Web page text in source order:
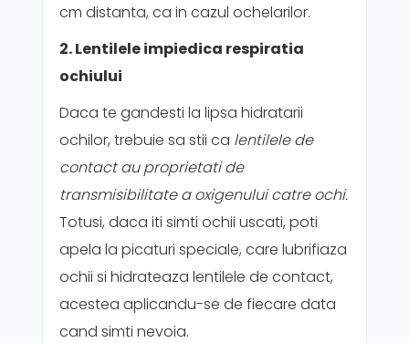
cm distanta, ca in cazul ochelarilor.
2. Lentilele impiedica respiratia
ochiului
Daca te gandesti la lipsa hidratarii
ochilor, trebuie sa stii ca lentilele de
contact au proprietati de
transmisibilitate a oxigenului catre ochi.
Totusi, daca iti simti ochii uscati, poti
apela la picaturi speciale, care lubrifiaza
ochii si hidrateaza lentilele de contact,
acestea aplicandu-se de fiecare data
cand simti nevoia.